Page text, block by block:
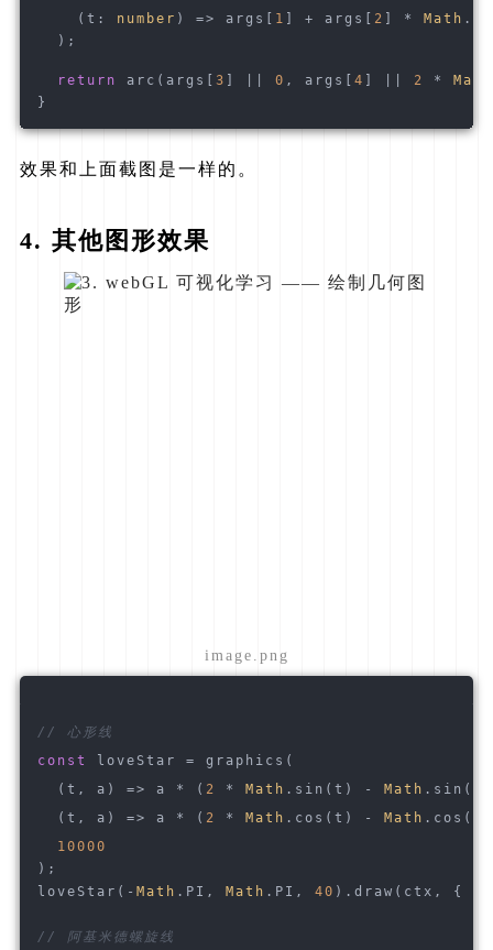
( t: number ) => args[ 1 ] + args[ 2 ] * Math
);
return arc(args[ 3 0 , args[ 4 2 * Math
}
效果和上面截图是一样的。
4. 其他图形效果
image.png
// 心形线
const
loveStar = graphics(
( t, a ) => a * ( 2 * Math .sin(t) - Math .sin(
( t, a ) => a * ( 2 * Math .cos(t) - Math .cos(
10000
);
loveStar(- Math .PI, Math .PI, 40 ).draw(ctx, {
// 阿基米德螺旋线